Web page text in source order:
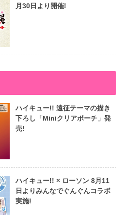
月30日より開催!
ハイキュー!! 遠征テーマの描き
下ろし「Miniクリアポーチ」発
売!
ハイキュー!! × ローソン 8月11
日よりみんなでぐんぐんコラボ
実施!